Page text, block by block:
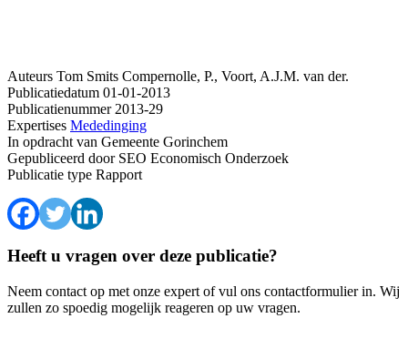
Auteurs Tom Smits Compernolle, P., Voort, A.J.M. van der.
Publicatiedatum 01-01-2013
Publicatienummer2013-29
Expertises Mededinging
In opdracht van Gemeente Gorinchem
Gepubliceerd doorSEO Economisch Onderzoek
Publicatie type Rapport
Heeft u vragen over deze publicatie?
Neem contact op met onze expert of vul ons contactformulier in. Wij
zullen zo spoedig mogelijk reageren op uw vragen.